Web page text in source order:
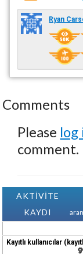
Ryan
Comments
Please log
comment.
AKTİVİTE
KAYDI
Kayıtlı kullanıcılar